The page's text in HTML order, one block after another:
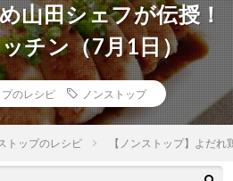
山田シェフが伝授！
チン（7月1日）
プのレシピ ノンストップ
トップのレシピ 【ノンストップ】よだ